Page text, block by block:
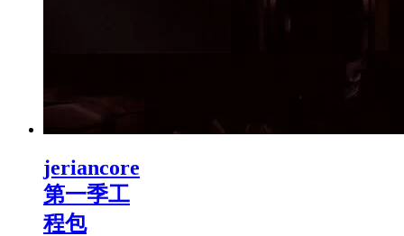
jeriancore
第一季工
程包